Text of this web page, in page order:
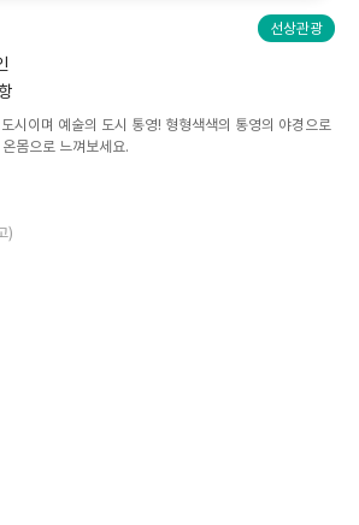
선상관광
시이며 예술의 도시 통영! 형형색색의 통영의 야경으로
몸으로 느껴보세요.
)